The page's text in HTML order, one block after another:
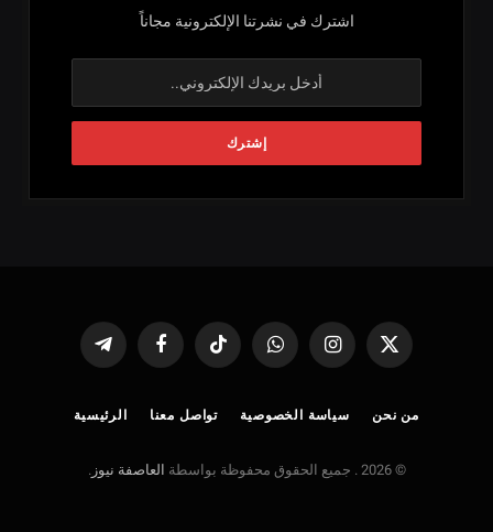
اشترك في نشرتنا الإلكترونية مجاناً
X
الانستغرامواتساب تيكتوك فيسبوك تيلقرام
من نحن سياسة الخصوصية تواصل معنا الرئيسية
© 2026 . جميع الحقوق محفوظة بواسطة العاصفة نيوز .